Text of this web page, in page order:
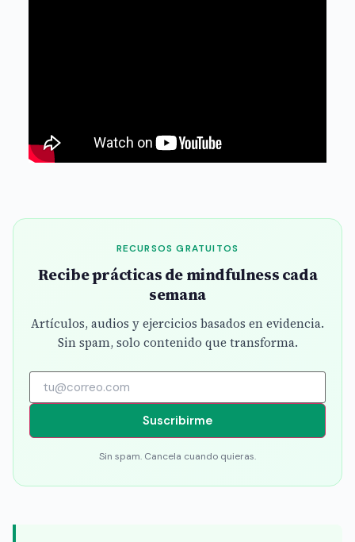
RECURSOS GRATUITOS
Recibe prácticas de mindfulness cada
semana
Artículos, audios y ejercicios basados en evidencia.
Sin spam, solo contenido que transforma.
Suscribirme
Sin spam. Cancela cuando quieras.